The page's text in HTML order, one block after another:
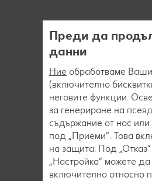
Преди да
данни
Ние обработваме
(включително
неговите функции.
за генериране на
съдържание от нас или
под „Приеми“. Това
на защита. Под
„Настройка“ можете
включително относно